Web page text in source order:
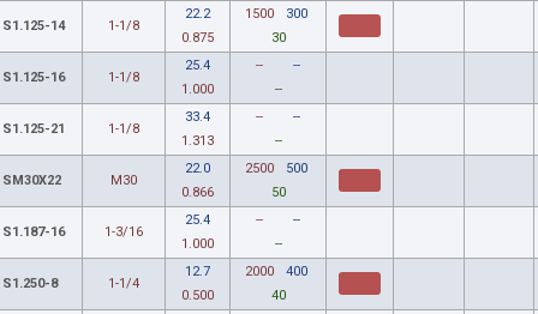
S1.125-14 1-1/8
22.2
0.875
1500
300
30
S1.125-16 1-1/8
25.4
1.000
--
--
--
S1.125-21 1-1/8
33.4
1.313
--
--
--
SM30X22 M30
22.0
0.866
2500
500
50
S1.187-16 1-3/16
25.4
1.000
--
--
--
S1.250-8 1-1/4
12.7
0.500
2000
400
40